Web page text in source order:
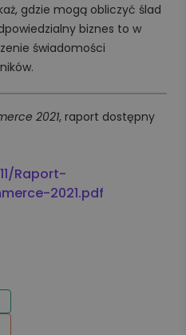
gdzie mogą obliczyć ślad
biznes to w
świadomości
2021, raport dostępny
Raport-
2021.pdf